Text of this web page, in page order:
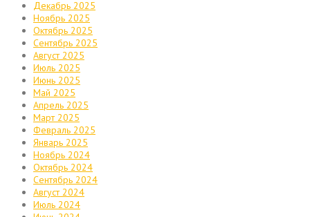
Декабрь 2025
Ноябрь 2025
Октябрь 2025
Сентябрь 2025
Август 2025
Июль 2025
Июнь 2025
Май 2025
Апрель 2025
Март 2025
Февраль 2025
Январь 2025
Ноябрь 2024
Октябрь 2024
Сентябрь 2024
Август 2024
Июль 2024